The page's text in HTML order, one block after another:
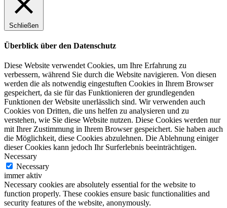
Schließen
Überblick über den Datenschutz
Diese Website verwendet Cookies, um Ihre Erfahrung zu
verbessern, während Sie durch die Website navigieren. Von diesen
werden die als notwendig eingestuften Cookies in Ihrem Browser
gespeichert, da sie für das Funktionieren der grundlegenden
Funktionen der Website unerlässlich sind. Wir verwenden auch
Cookies von Dritten, die uns helfen zu analysieren und zu
verstehen, wie Sie diese Website nutzen. Diese Cookies werden nur
mit Ihrer Zustimmung in Ihrem Browser gespeichert. Sie haben auch
die Möglichkeit, diese Cookies abzulehnen. Die Ablehnung einiger
dieser Cookies kann jedoch Ihr Surferlebnis beeinträchtigen.
Necessary
Necessary
immer aktiv
Necessary cookies are absolutely essential for the website to
function properly. These cookies ensure basic functionalities and
security features of the website, anonymously.